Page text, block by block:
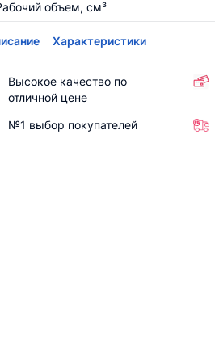
объем, см³
Характеристики
Высокое качество по
отличной цене
№1 выбор покупателей